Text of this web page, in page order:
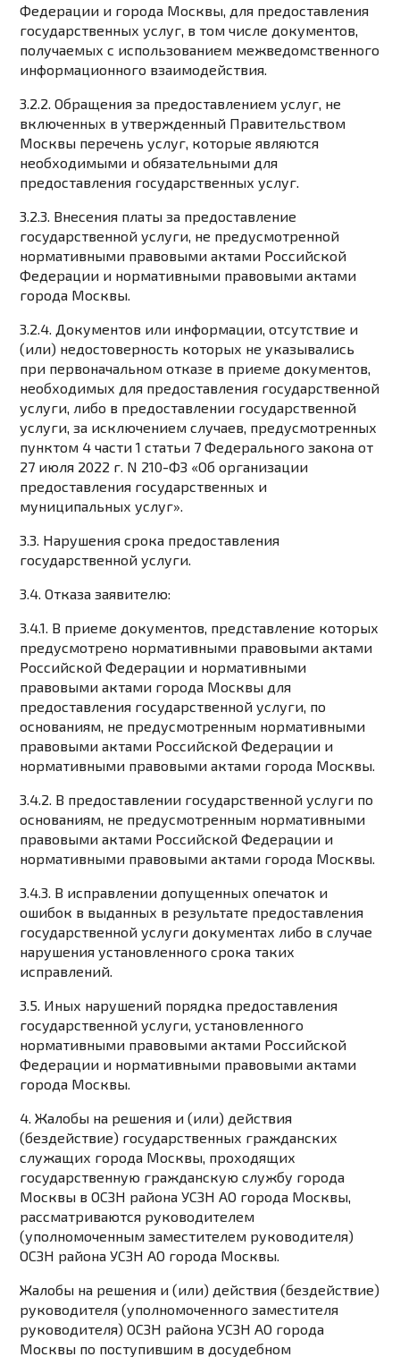
Федерации и города Москвы, для предоставления
государственных услуг, в том числе документов,
получаемых с использованием межведомственного
информационного взаимодействия.
3.2.2. Обращения за предоставлением услуг, не
включенных в утвержденный Правительством
Москвы перечень услуг, которые являются
необходимыми и обязательными для
предоставления государственных услуг.
3.2.3. Внесения платы за предоставление
государственной услуги, не предусмотренной
нормативными правовыми актами Российской
Федерации и нормативными правовыми актами
города Москвы.
3.2.4. Документов или информации, отсутствие и
(или) недостоверность которых не указывались
при первоначальном отказе в приеме документов,
необходимых для предоставления государственной
услуги, либо в предоставлении государственной
услуги, за исключением случаев, предусмотренных
пунктом 4 части 1 статьи 7 Федерального закона от
27 июля 2022 г. N 210-ФЗ «Об организации
предоставления государственных и
муниципальных услуг».
3.3. Нарушения срока предоставления
государственной услуги.
3.4. Отказа заявителю:
3.4.1. В приеме документов, представление которых
предусмотрено нормативными правовыми актами
Российской Федерации и нормативными
правовыми актами города Москвы для
предоставления государственной услуги, по
основаниям, не предусмотренным нормативными
правовыми актами Российской Федерации и
нормативными правовыми актами города Москвы.
3.4.2. В предоставлении государственной услуги по
основаниям, не предусмотренным нормативными
правовыми актами Российской Федерации и
нормативными правовыми актами города Москвы.
3.4.3. В исправлении допущенных опечаток и
ошибок в выданных в результате предоставления
государственной услуги документах либо в случае
нарушения установленного срока таких
исправлений.
3.5. Иных нарушений порядка предоставления
государственной услуги, установленного
нормативными правовыми актами Российской
Федерации и нормативными правовыми актами
города Москвы.
4. Жалобы на решения и (или) действия
(бездействие) государственных гражданских
служащих города Москвы, проходящих
государственную гражданскую службу города
Москвы в ОСЗН района УСЗН АО города Москвы,
рассматриваются руководителем
(уполномоченным заместителем руководителя)
ОСЗН района УСЗН АО города Москвы.
Жалобы на решения и (или) действия (бездействие)
руководителя (уполномоченного заместителя
руководителя) ОСЗН района УСЗН АО города
Москвы по поступившим в досудебном